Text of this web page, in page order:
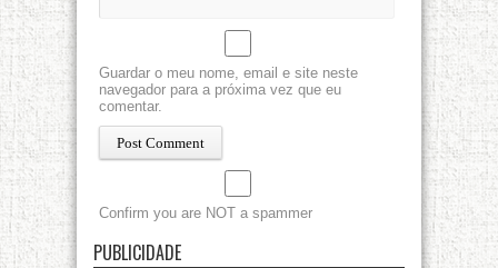
Guardar o meu nome, email e site neste
navegador para a próxima vez que eu
comentar.
Confirm you are NOT a spammer
PUBLICIDADE